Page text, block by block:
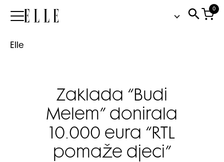
Elle
0
Elle
Zaklada “Budi
Melem” donirala
10.000 eura “RTL
pomaže djeci”